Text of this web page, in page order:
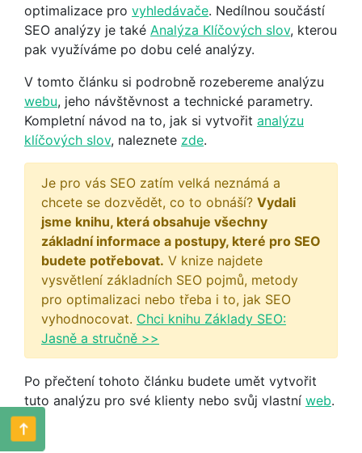
optimalizace pro vyhledávače. Nedílnou součástí
SEO analýzy je také Analýza Klíčových slov, kterou
pak využíváme po dobu celé analýzy.
V tomto článku si podrobně rozebereme analýzu
webu, jeho návštěvnost a technické parametry.
Kompletní návod na to, jak si vytvořit analýzu
klíčových slov, naleznete zde.
Je pro vás SEO zatím velká neznámá a
chcete se dozvědět, co to obnáší? Vydali
jsme knihu, která obsahuje všechny
základní informace a postupy, které pro SEO
budete potřebovat. V knize najdete
vysvětlení základních SEO pojmů, metody
pro optimalizaci nebo třeba i to, jak SEO
vyhodnocovat. Chci knihu Základy SEO:
Jasně a stručně >>
Po přečtení tohoto článku budete umět vytvořit
tuto analýzu pro své klienty nebo svůj vlastní web.